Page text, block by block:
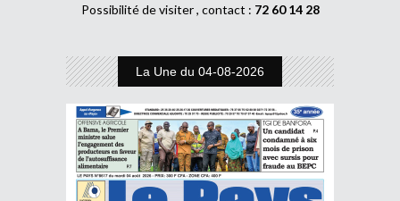
Possibilité de visiter , contact : 72 60 14 28
La Une du 04-08-2026